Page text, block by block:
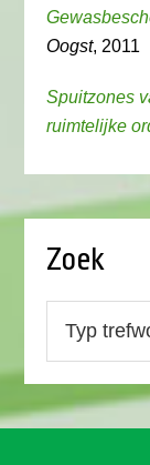
Oogst, 2011
Spuitzones
ruimtelijke
Zoek